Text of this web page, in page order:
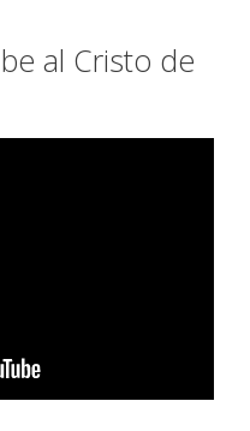
al Cristo de